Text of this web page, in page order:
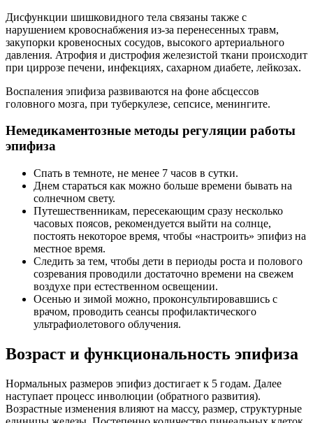
Дисфункции шишковидного тела связаны также с
нарушением кровоснабжения из-за перенесенных травм,
закупорки кровеносных сосудов, высокого артериального
давления. Атрофия и дистрофия железистой ткани происходит
при циррозе печени, инфекциях, сахарном диабете, лейкозах.
Воспаления эпифиза развиваются на фоне абсцессов
головного мозга, при туберкулезе, сепсисе, менингите.
Немедикаментозные методы регуляции работы
эпифиза
Спать в темноте, не менее 7 часов в сутки.
Днем стараться как можно больше времени бывать на
солнечном свету.
Путешественникам, пересекающим сразу несколько
часовых поясов, рекомендуется выйти на солнце,
постоять некоторое время, чтобы «настроить» эпифиз на
местное время.
Следить за тем, чтобы дети в периоды роста и полового
созревания проводили достаточно времени на свежем
воздухе при естественном освещении.
Осенью и зимой можно, проконсультировавшись с
врачом, проводить сеансы профилактического
ультрафиолетового облучения.
Возраст и функциональность эпифиза
Нормальных размеров эпифиз достигает к 5 годам. Далее
наступает процесс инволюции (обратного развития).
Возрастные изменения влияют на массу, размер, структурные